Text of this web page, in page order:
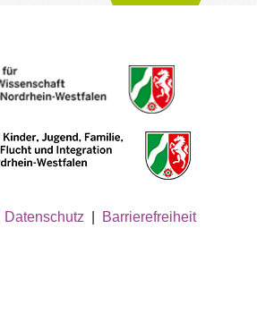
Datenschutz Barrierefreiheit